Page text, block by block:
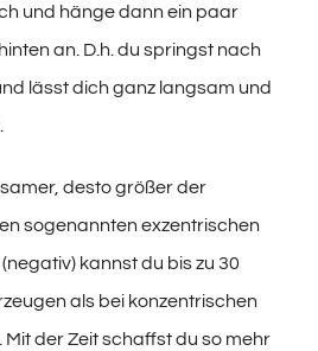
und hänge dann ein paar
an. D.h. du springst nach
lässt dich ganz langsam und
desto größer der
sogenannten exzentrischen
kannst du bis zu 30
als bei konzentrischen
der Zeit schaffst du so mehr